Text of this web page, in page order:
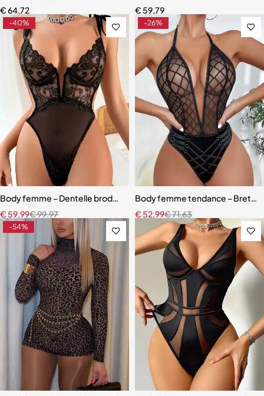
€64,72
€ 59,79
-40%
Body femme – Dentelle brodée transparente avec design
€99,97
€ 59,99
-26%
Body femme tendance –
€71,63
€ 52,99
-54%